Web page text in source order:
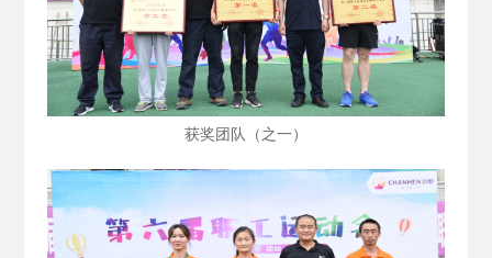
获奖团队（之一）